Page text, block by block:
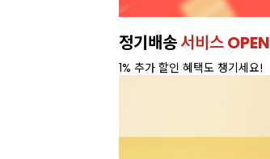
정기배송서비스 OPEN
1% 추가 할인 혜택도 챙기세요!